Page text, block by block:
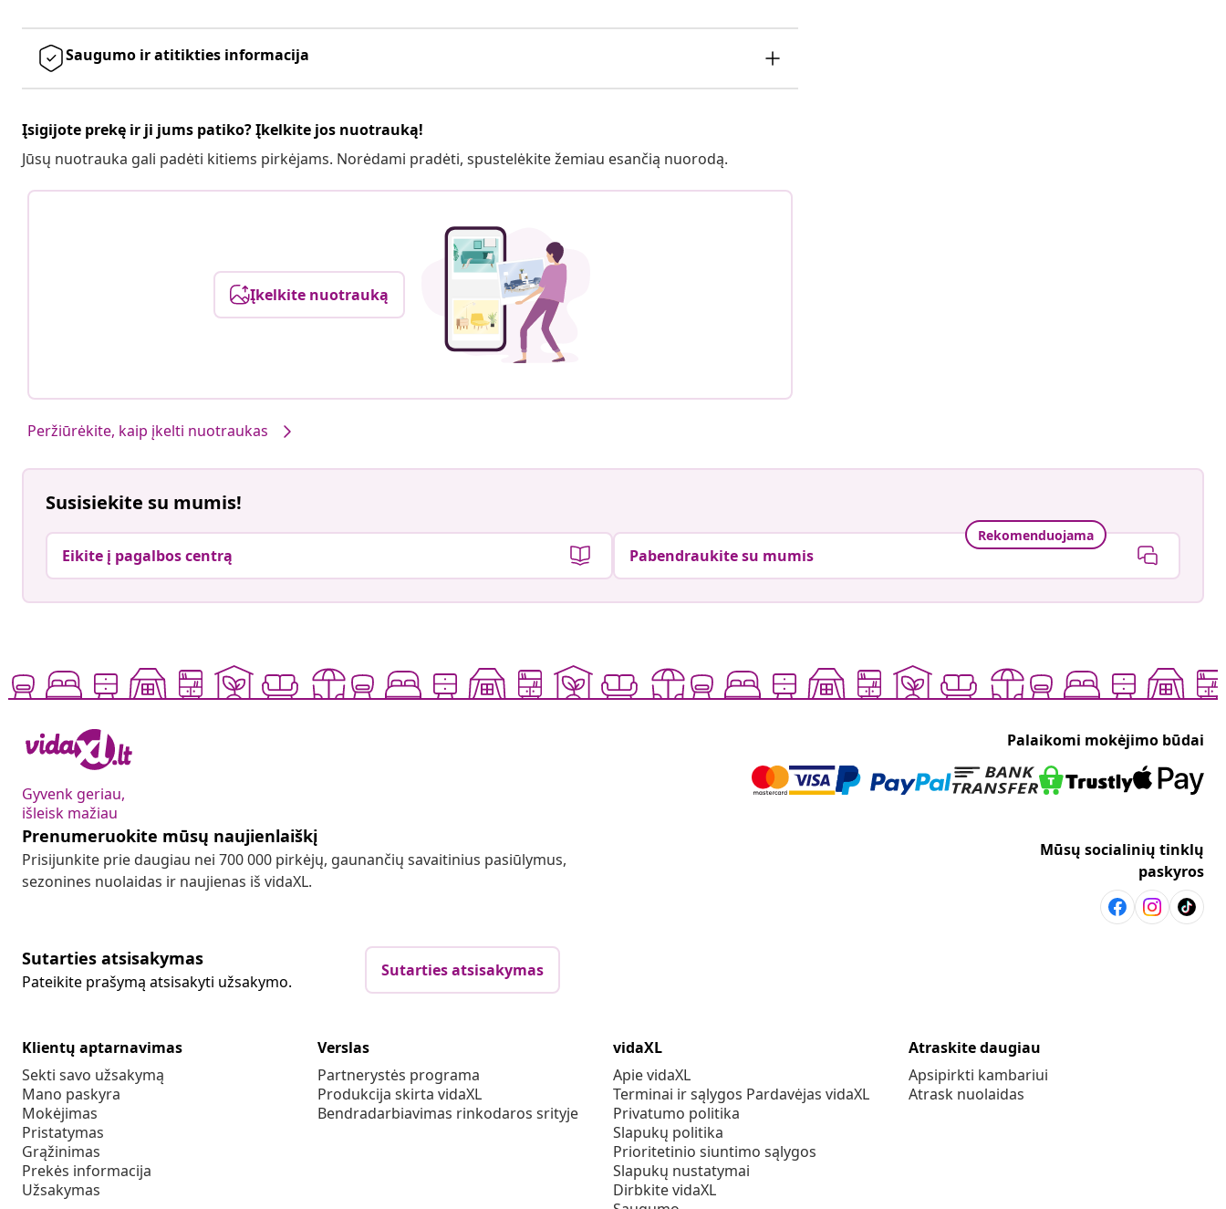
Saugumo ir atitikties informacija
Įsigijote prekę ir ji jums patiko? Įkelkite jos nuotrauką!
Jūsų nuotrauka gali padėti kitiems pirkėjams. Norėdami pradėti, spustelėkite žemiau esančią nuorodą.
Įkelkite nuotrauką
Peržiūrėkite, kaip įkelti nuotraukas
Susisiekite su mumis!
Eikite į pagalbos centrą
Rekomenduojama
Pabendraukite su mumis
Gyvenk geriau,
išleisk mažiau
Palaikomi mokėjimo būdai
Prenumeruokite mūsų naujienlaiškį
Prisijunkite prie daugiau nei 700 000 pirkėjų, gaunančių savaitinius pasiūlymus,
sezonines nuolaidas ir naujienas iš vidaXL.
Mūsų socialinių tinklų
paskyros
Sutarties atsisakymas
Pateikite prašymą atsisakyti užsakymo.
Sutarties atsisakymas
Klientų aptarnavimas
Sekti savo užsakymą
Mano paskyra
Mokėjimas
Pristatymas
Grąžinimas
Prekės informacija
Užsakymas
Verslas
Partnerystės programa
Produkcija skirta vidaXL
Bendradarbiavimas rinkodaros srityje
vidaXL
Apie vidaXL
Terminai ir sąlygos Pardavėjas vidaXL
Privatumo politika
Slapukų politika
Prioritetinio siuntimo sąlygos
Slapukų nustatymai
Dirbkite vidaXL
Atraskite daugiau
Apsipirkti kambariui
Atrask nuolaidas